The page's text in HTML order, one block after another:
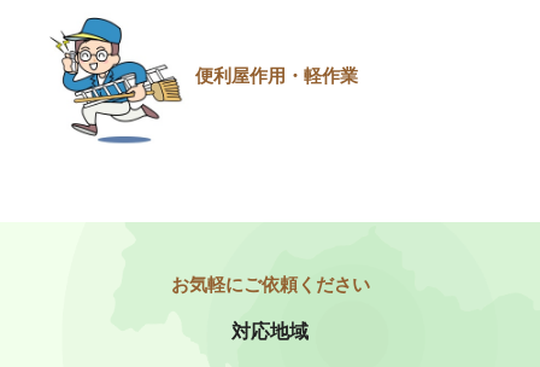
便利屋作用・軽作業
対応地域